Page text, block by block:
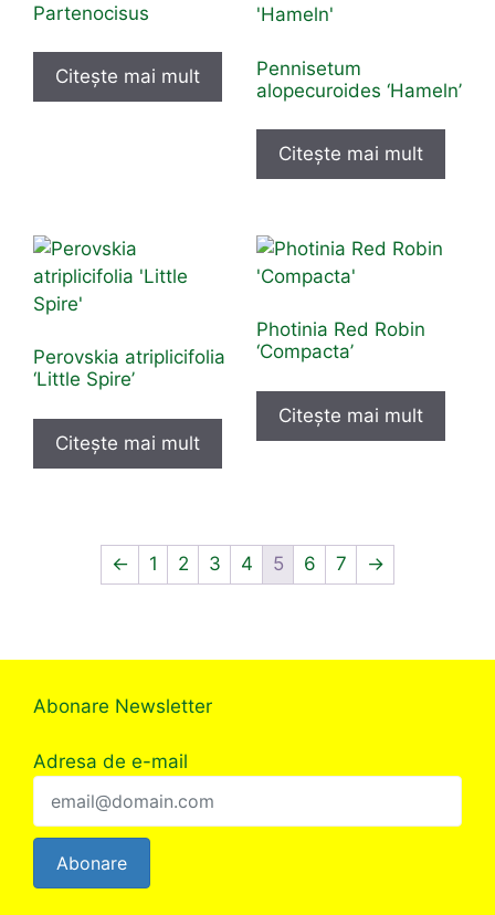
Partenocisus
Citește mai mult
Pennisetum
alopecuroides ‘Hameln’
Citește mai mult
Perovskia atriplicifolia
‘Little Spire’
Citește mai mult
Photinia Red Robin
‘Compacta’
Citește mai mult
← 1 2 3 4 5 6 7 →
Abonare Newsletter
Adresa de e-mail
Abonare